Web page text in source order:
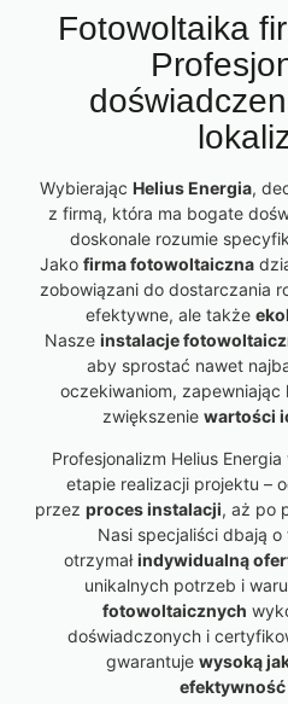
Fotowoltaika
Wybierając Helius Energia,
z firmą, która ma bogate
doskonale rozumie
Jako firma fotowoltaiczna
zobowiązani do dostarczania
efektywne, ale także
Nasze instalacje
aby sprostać nawet
oczekiwaniom, zapewniając
zwiększenie wartości
Profesjonalizm Helius
etapie realizacji projektu –
przez proces instalacji, aż po
Nasi specjaliści dbają
otrzymałindywidualną
unikalnych potrzeb i
fotowoltaicznych
doświadczonych i
gwarantuje wysoką
efektywność